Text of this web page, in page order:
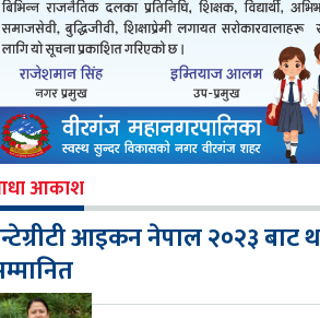
आकाश
आइकन नेपाल २०२३ बाट